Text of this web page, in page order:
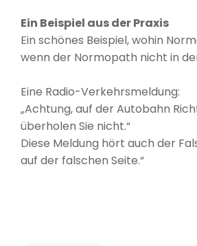
Ein Beispiel aus der Praxis
Ein schönes Beispiel, wohin
wenn der Normopath nicht in
Eine Radio-Verkehrsmeldung:
„Achtung, auf der Autobahn
überholen Sie nicht.“
Diese Meldung hört auch der
auf der falschen Seite.“